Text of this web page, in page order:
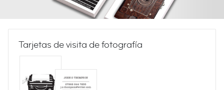
Tarjetas de visita de fotografía